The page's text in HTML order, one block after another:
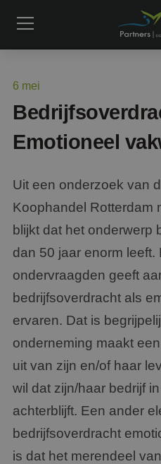
6 mei
Emotioneel
Uit een onderzoek van
Koophandel Rotterdam
blijkt dat het onderwerp
dan 50 jaar enorm leeft.
ondervraagden geeft
bedrijfsoverdracht als
ervaren. Dat is
onderneming maakt
uit van zijn en/of haar
wil dat zijn/haar bedrijf
achterblijft. Een ander
bedrijfsoverdracht
is dat het merendeel